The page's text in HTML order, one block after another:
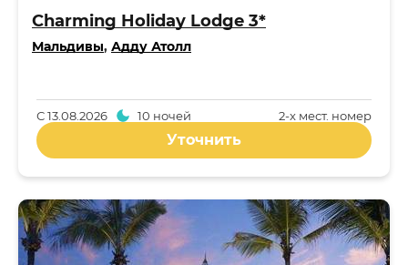
Charming Holiday Lodge 3*
Мальдивы, Адду Атолл
2-x мест. номер
С13.08.2026 10 ночей
Уточнить